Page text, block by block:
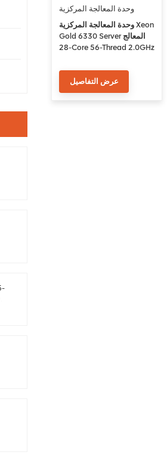
وحدة المعالجة المركزية
6330
وحدة المعالجة المركزية Xeon
Gold 6330 Server المعالج
28-Core 56-Thread 2.0GHz
عرض التفاصيل